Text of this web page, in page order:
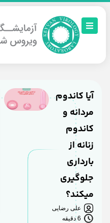
آیا کاندوم
مردانه و
کاندوم
زنانه از
بارداری
جلوگیری
میکند؟
علی رضایی
6 دقیقه